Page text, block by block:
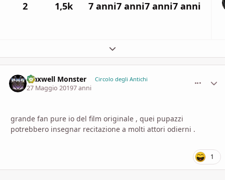
2 1,5k 7 anni7 anni7 anni7 anni
Espandi panoramica del topic
Maxwell Monster Circolo degli Antichi
27 Maggio 20197 anni
grande fan pure io del film originale , quei pupazzi
potrebbero insegnar recitazione a molti attori odierni .
1